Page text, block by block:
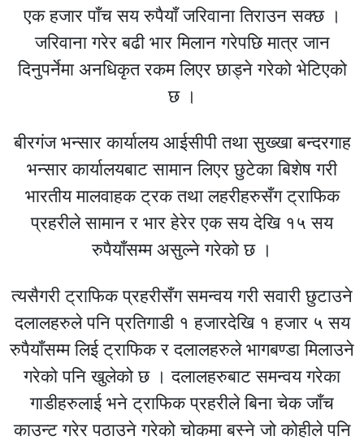
एक हजार पाँच सय रुपैयाँ जरिवाना तिराउन सक्छ ।
जरिवाना गरेर बढी भार मिलान गरेपछि मात्र जान
दिनुपर्नेमा अनधिकृत रकम लिएर छाड्ने गरेको भेटिएको
छ ।
बीरगंज भन्सार कार्यालय आईसीपी तथा सुख्खा बन्दरगाह
भन्सार कार्यालयबाट सामान लिएर छुटेका बिशेष गरी
भारतीय मालवाहक ट्रक तथा लहरीहरुसँग ट्राफिक
प्रहरीले सामान र भार हेरेर एक सय देखि १५ सय
रुपैयाँसम्म असुल्ने गरेको छ ।
त्यसैगरी ट्राफिक प्रहरीसँग समन्वय गरी सवारी छुटाउने
दलालहरुले पनि प्रतिगाडी १ हजारदेखि १ हजार ५ सय
रुपैयाँसम्म लिई ट्राफिक र दलालहरुले भागबण्डा मिलाउने
गरेको पनि खुलेको छ । दलालहरुबाट समन्वय गरेका
गाडीहरुलाई भने ट्राफिक प्रहरीले बिना चेक जाँच
काउन्ट गरेर पठाउने गरेको चोकमा बस्ने जो कोहीले पनि